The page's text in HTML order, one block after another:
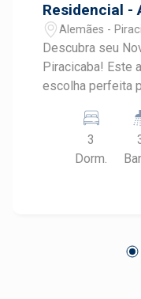
Residencial -
Alemães -
Descubra seu
Piracicaba! Este
escolha perfeita
imóvel oferece
e profissionais
Detalhes do Apartamento:
arejada, com
3
Dorm.